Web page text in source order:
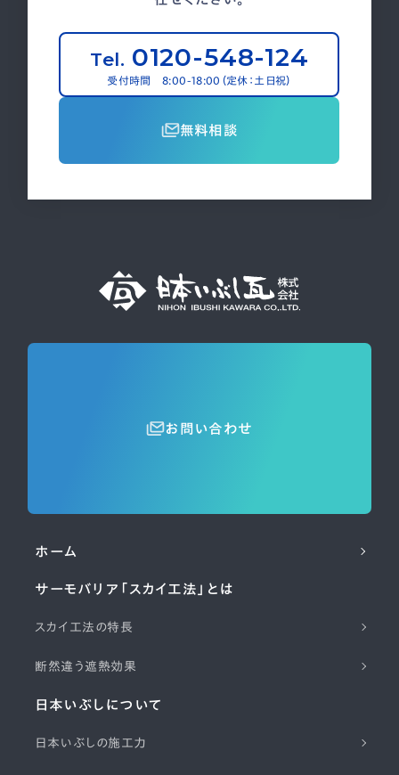
Tel. 0120-548-124
受付時間 8:00-18:00（定休：土日祝）
無料相談
お問い合わせ
ホーム
サーモバリア「スカイ工法」とは
スカイ工法の特長
断然違う遮熱効果
日本いぶしについて
日本いぶしの施工力